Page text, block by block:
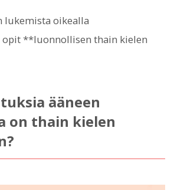
lukemista oikealla
opit **luonnollisen thain kielen
ääneen
on thain kielen